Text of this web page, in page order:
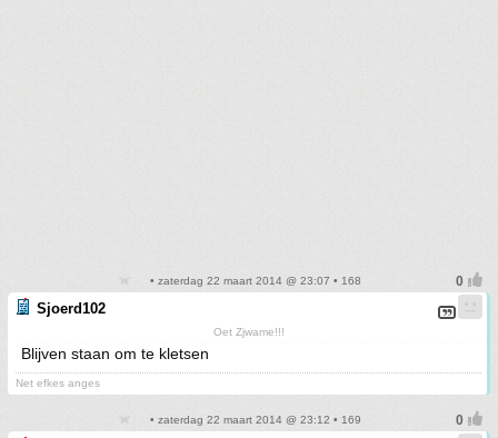
• zaterdag 22 maart 2014 @ 23:07 • 168
Sjoerd102
Oet Zjwame!!!
Blijven staan om te kletsen
Net efkes anges
• zaterdag 22 maart 2014 @ 23:12 • 169